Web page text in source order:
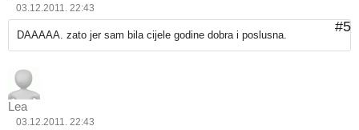
03.12.2011. 22:43
#5
DAAAAA. zato jer sam bila cijele godine dobra i poslusna.
Lea
03.12.2011. 22:43